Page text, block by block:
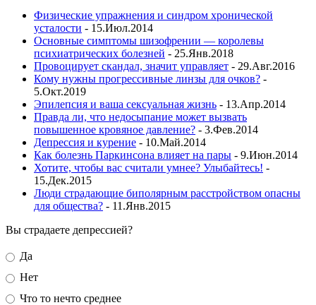
Физические упражнения и синдром хронической
усталости - 15.Июл.2014
Основные симптомы шизофрении — королевы
психиатрических болезней - 25.Янв.2018
Провоцирует скандал, значит управляет - 29.Авг.2016
Кому нужны прогрессивные линзы для очков? -
5.Окт.2019
Эпилепсия и ваша сексуальная жизнь - 13.Апр.2014
Правда ли, что недосыпание может вызвать
повышенное кровяное давление? - 3.Фев.2014
Депрессия и курение - 10.Май.2014
Как болезнь Паркинсона влияет на пары - 9.Июн.2014
Хотите, чтобы вас считали умнее? Улыбайтесь! -
15.Дек.2015
Люди страдающие биполярным расстройством опасны
для общества? - 11.Янв.2015
Вы страдаете депрессией?
Да
Нет
Что то нечто среднее